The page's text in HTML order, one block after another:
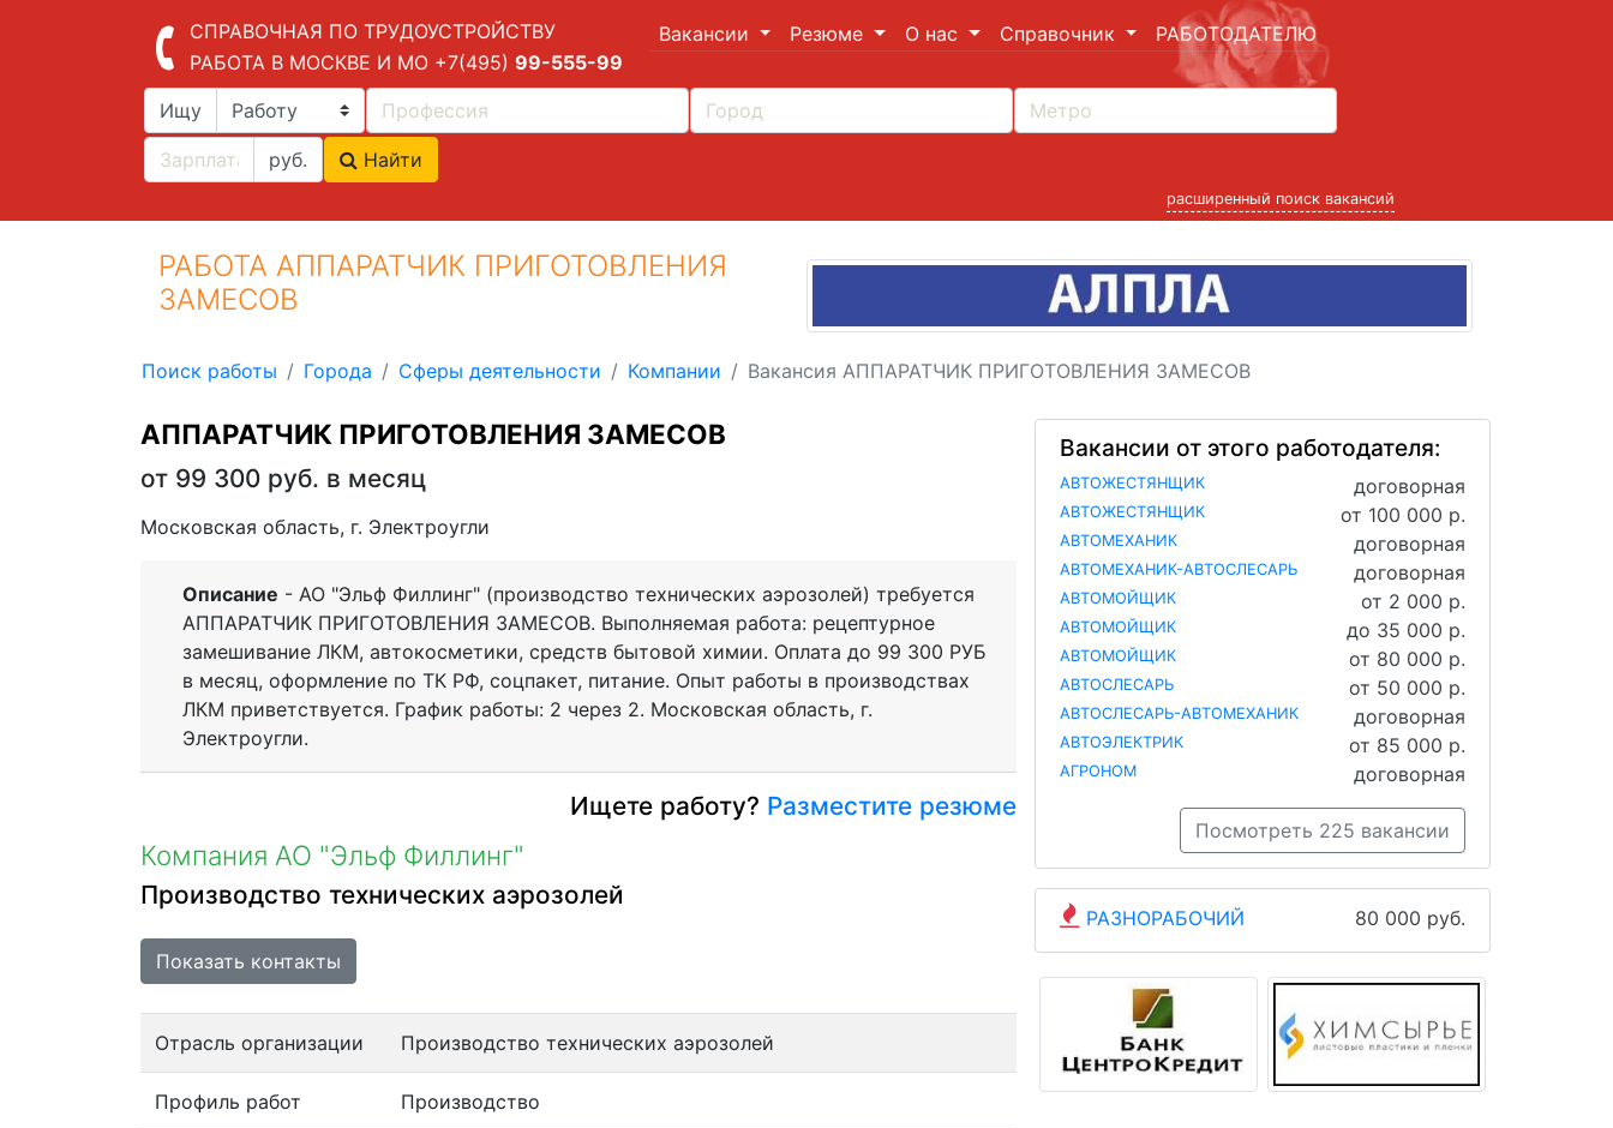
СПРАВОЧНАЯ ПО ТРУДОУСТРОЙСТВУ
РАБОТА В МОСКВЕ И МО +7(495) 99-555-99
Вакансии Резюме О нас Справочник РАБОТОДАТЕЛЮ
Ищу
руб. Найти
расширенный поиск вакансий
РАБОТА АППАРАТЧИК ПРИГОТОВЛЕНИЯ
ЗАМЕСОВ
Поиск работы Города Сферы деятельности Компании Вакансия АППАРАТЧИК ПРИГОТОВЛЕНИЯ ЗАМЕСОВ
АППАРАТЧИК ПРИГОТОВЛЕНИЯ ЗАМЕСОВ
от 99 300 руб. в месяц
Московская область, г. Электроугли
Описание - АО "Эльф Филлинг" (производство технических аэрозолей) требуется
АППАРАТЧИК ПРИГОТОВЛЕНИЯ ЗАМЕСОВ. Выполняемая работа: рецептурное
замешивание ЛКМ, автокосметики, средств бытовой химии. Оплата до 99 300 РУБ
в месяц, оформление по ТК РФ, соцпакет, питание. Опыт работы в производствах
ЛКМ приветствуется. График работы: 2 через 2. Московская область, г.
Электроугли.
Ищете работу? Разместите резюме
Компания АО "Эльф Филлинг"
Производство технических аэрозолей
Показать контакты
Отрасль организации Производство технических аэрозолей
Профиль работ Производство
Вакансии от этого работодателя:
АВТОЖЕСТЯНЩИК договорная
АВТОЖЕСТЯНЩИК от 100 000 р.
АВТОМЕХАНИК договорная
АВТОМЕХАНИК-АВТОСЛЕСАРЬ договорная
АВТОМОЙЩИК от 2 000 р.
АВТОМОЙЩИК до 35 000 р.
АВТОМОЙЩИК от 80 000 р.
АВТОСЛЕСАРЬ от 50 000 р.
АВТОСЛЕСАРЬ-АВТОМЕХАНИК договорная
АВТОЭЛЕКТРИК от 85 000 р.
АГРОНОМ договорная
Посмотреть 225 вакансии
РАЗНОРАБОЧИЙ 80 000 руб.